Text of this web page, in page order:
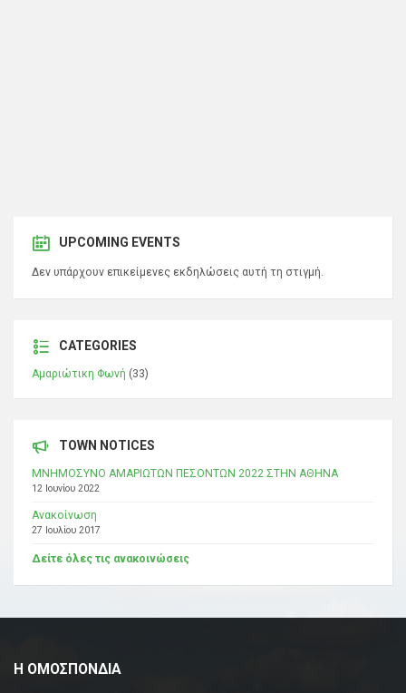
UPCOMING EVENTS
Δεν υπάρχουν επικείμενες εκδηλώσεις αυτή τη στιγμή.
CATEGORIES
Αμαριώτικη Φωνή (33)
TOWN NOTICES
ΜΝΗΜΟΣΥΝΟ ΑΜΑΡΙΩΤΩΝ ΠΕΣΟΝΤΩΝ 2022 ΣΤΗΝ ΑΘΗΝΑ
12 Ιουνίου 2022
Ανακοίνωση
27 Ιουλίου 2017
Δείτε όλες τις ανακοινώσεις
Η ΟΜΟΣΠΟΝΔΙΑ